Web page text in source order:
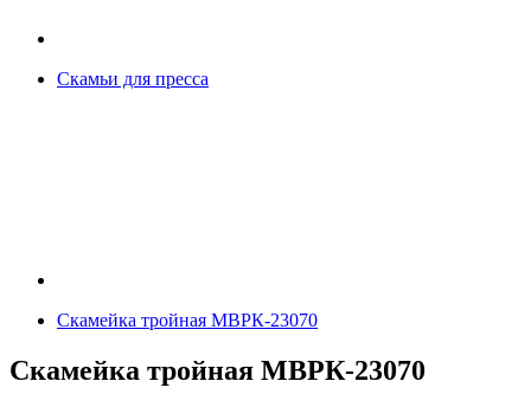
Скамьи для пресса
Скамейка тройная МВРК-23070
Скамейка тройная МВРК-23070